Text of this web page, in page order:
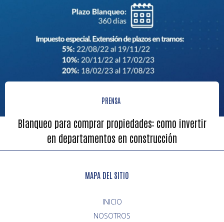
PRENSA
Blanqueo para comprar propiedades: como invertir
en departamentos en construcción
MAPA DEL SITIO
INICIO